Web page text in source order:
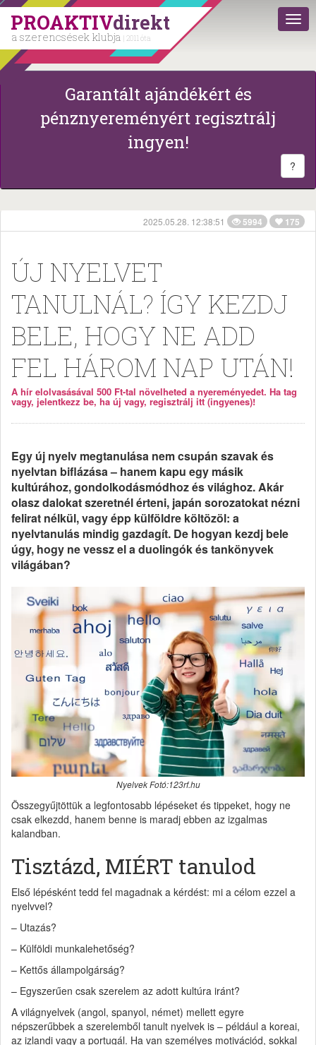
PROAKTIVdirekt
a szerencsések klubja | 2011 óta
Garantált ajándékért és
pénznyereményért regisztrálj
ingyen!
?
2025.05.28. 12:38:51 5994 175
ÚJ NYELVET
TANULNÁL? ÍGY KEZDJ
BELE, HOGY NE ADD
FEL HÁROM NAP UTÁN!
A hír elolvasásával 500 Ft-tal növelheted a nyereményedet. Ha tag
vagy, jelentkezz be, ha új vagy, regisztrálj itt (ingyenes)!
Egy új nyelv megtanulása nem csupán szavak és
nyelvtan biflázása – hanem kapu egy másik
kultúrához, gondolkodásmódhoz és világhoz. Akár
olasz dalokat szeretnél érteni, japán sorozatokat nézni
felirat nélkül, vagy épp külföldre költözöl: a
nyelvtanulás mindig gazdagít. De hogyan kezdj bele
úgy, hogy ne vessz el a duolingók és tankönyvek
világában?
Nyelvek Fotó:123rf.hu
Összegyűjtöttük a legfontosabb lépéseket és tippeket, hogy ne
csak elkezdd, hanem benne is maradj ebben az izgalmas
kalandban.
Tisztázd, MIÉRT tanulod
Első lépésként tedd fel magadnak a kérdést: mi a célom ezzel a
nyelvvel?
– Utazás?
– Külföldi munkalehetőség?
– Kettős állampolgárság?
– Egyszerűen csak szerelem az adott kultúra iránt?
A világnyelvek (angol, spanyol, német) mellett egyre
népszerűbbek a szerelemből tanult nyelvek is – például a koreai,
az izlandi vagy a portugál. Ha van személyes motivációd, sokkal